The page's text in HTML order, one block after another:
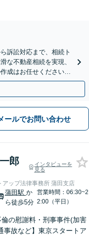
訴訟対応まで、相続ト
な不動産相続を実現、
成はお任せください。
ールでお問い合わせ
郎
インタビューを
見る
アップ法律事務所 蒲田支店
蒲田駅 か
ら徒歩5分
営業時間：06:30~2
2:00（平日）
倫の慰謝料・刑事事件(加害
事故など】東京スタートア